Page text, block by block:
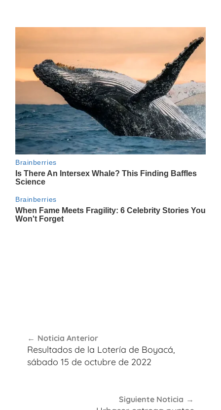
de
entradas
Noticia Anterior
Resultados de la Lotería de Boyacá,
sábado 15 de octubre de 2022
Siguiente Noticia